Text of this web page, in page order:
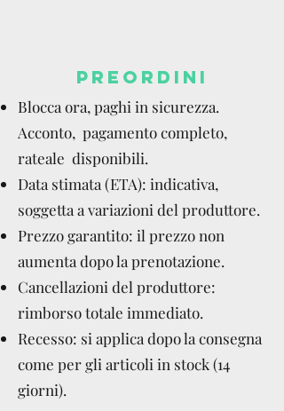
PREORDINI
Blocca ora, paghi in sicurezza.
Acconto, pagamento completo,
rateale disponibili.
Data stimata (ETA): indicativa,
soggetta a variazioni del produttore.
Prezzo garantito: il prezzo non
aumenta dopo la prenotazione.
Cancellazioni del produttore:
rimborso totale immediato.
Recesso: si applica dopo la consegna
come per gli articoli in stock (14
giorni).